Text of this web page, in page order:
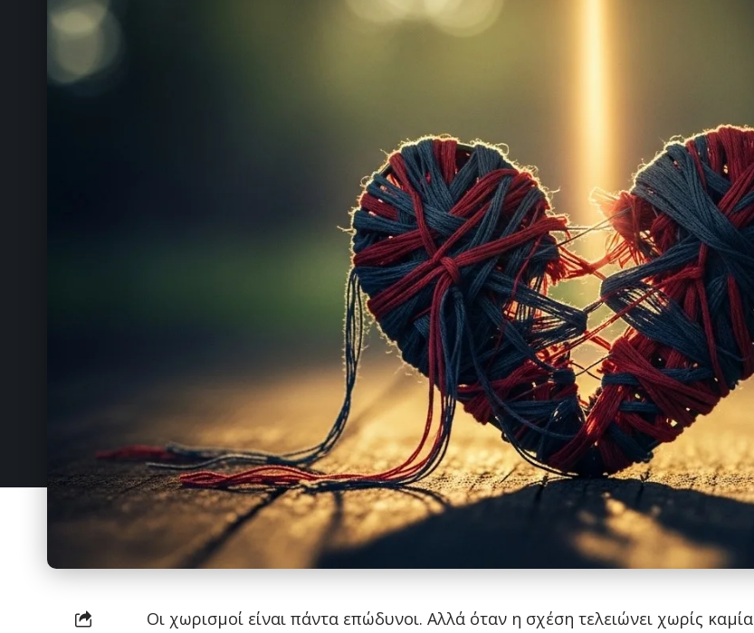
Οι χωρισμοί είναι πάντα επώδυνοι. Αλλά όταν η σχέση τελειώνει χωρίς καμία